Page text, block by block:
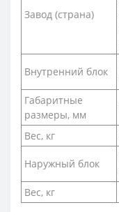
Завод (страна)
Внутренний блок
Габаритные
размеры, мм
Вес, кг
Наружный блок
Вес, кг